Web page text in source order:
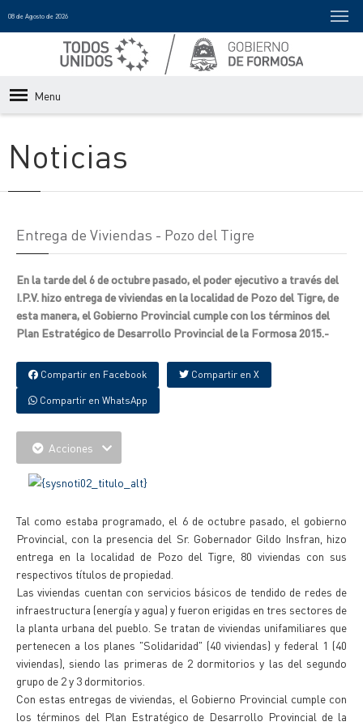
08 de Agosto de 2026
Menu
Noticias
Entrega de Viviendas - Pozo del Tigre
En la tarde del 6 de octubre pasado, el poder ejecutivo a través del
I.P.V. hizo entrega de viviendas en la localidad de Pozo del Tigre, de
esta manera, el Gobierno Provincial cumple con los términos del
Plan Estratégico de Desarrollo Provincial de la Formosa 2015.-
Compartir en Facebook Compartir en X
Compartir en WhatsApp
Acciones
Tal como estaba programado, el 6 de octubre pasado, el gobierno
Provincial, con la presencia del Sr. Gobernador Gildo Insfran, hizo
entrega en la localidad de Pozo del Tigre, 80 viviendas con sus
respectivos títulos de propiedad.
Las viviendas cuentan con servicios básicos de tendido de redes de
infraestructura (energía y agua) y fueron erigidas en tres sectores de
la planta urbana del pueblo. Se tratan de viviendas unifamiliares que
pertenecen a los planes "Solidaridad" (40 viviendas) y federal 1 (40
viviendas), siendo las primeras de 2 dormitorios y las del segundo
grupo de 2 y 3 dormitorios.
Con estas entregas de viviendas, el Gobierno Provincial cumple con
los términos del Plan Estratégico de Desarrollo Provincial de la